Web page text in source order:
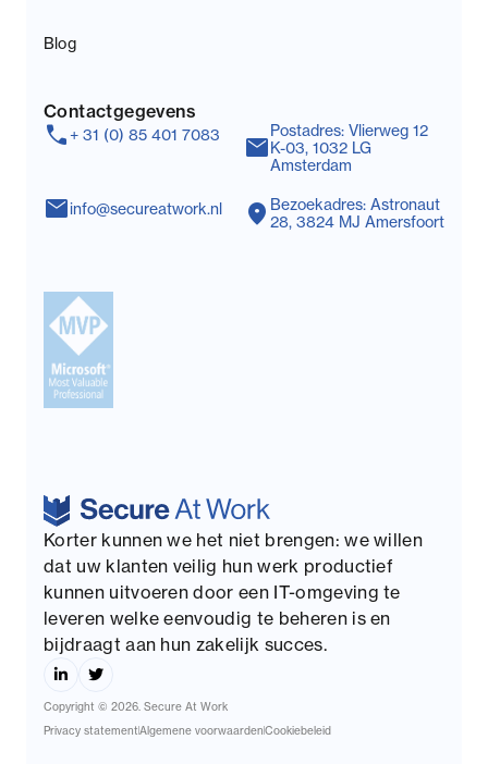
Korter kunnen we het niet brengen: we willen
dat uw klanten veilig hun werk productief
kunnen uitvoeren door een IT-omgeving te
leveren welke eenvoudig te beheren is en
bijdraagt aan hun zakelijk succes.
Copyright © 2026. Secure At Work
Privacy statementAlgemene voorwaardenCookiebeleid
Blog
Contactgegevens
call+ 31 (0) 85 401 7083
mailinfo@secureatwork.nl
mail
Postadres: Vlierweg 12
K-03, 1032 LG
Amsterdam
location_on Bezoekadres: Astronaut
28, 3824 MJ Amersfoort